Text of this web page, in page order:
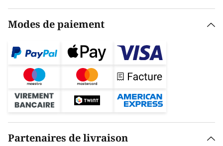
Modes de paiement
Partenaires de livraison